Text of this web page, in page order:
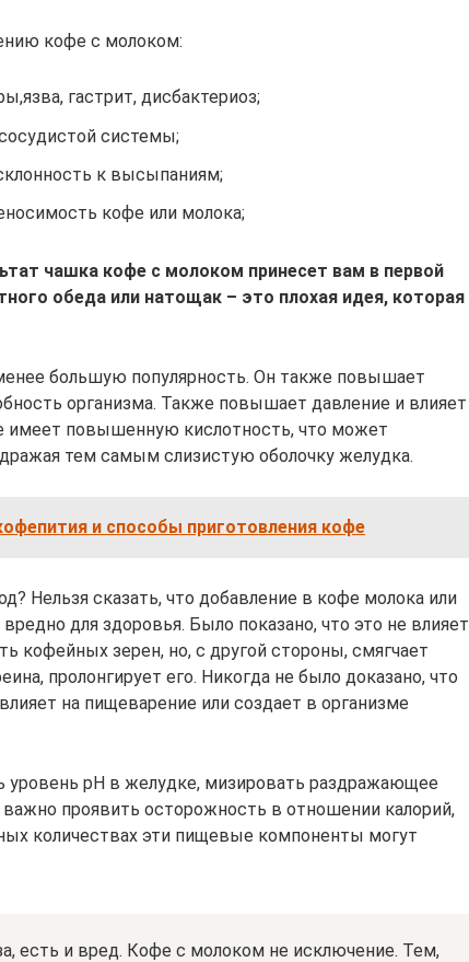
кофе с молоком:
гастрит, дисбактериоз;
системы;
к высыпаниям;
кофе или молока;
чашка кофе с молоком принесет вам в первой
обеда или натощак – это плохая идея, которая
большую популярность. Он также повышает
организма. Также повышает давление и влияет
имеет повышенную кислотность, что может
тем самым слизистую оболочку желудка.
и способы приготовления кофе
Нельзя сказать, что добавление в кофе молока или
для здоровья. Было показано, что это не влияет
кофейных зерен, но, с другой стороны, смягчает
пролонгирует его. Никогда не было доказано, что
на пищеварение или создает в организме
уровень pH в желудке, мизировать раздражающее
проявить осторожность в отношении калорий,
количествах эти пищевые компоненты могут
есть и вред. Кофе с молоком не исключение. Тем,